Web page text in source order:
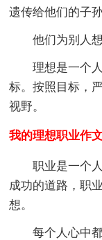
遗传给他们的子孙
他们为别人想
理想是一个人
标。按照目标，
视野。
我的理想职业作
职业是一个人
成功的道路，职
想。
每个人心中都